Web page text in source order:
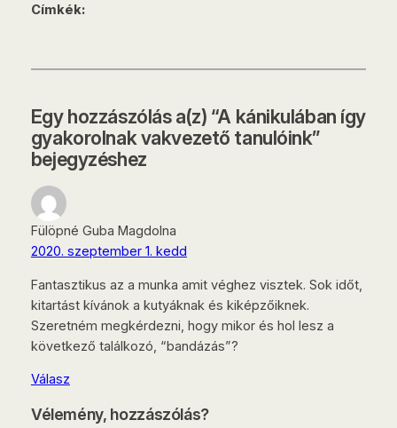
Címkék:
Egy hozzászólás a(z) “A kánikulában így
gyakorolnak vakvezető tanulóink”
bejegyzéshez
Fülöpné Guba Magdolna
2020. szeptember 1. kedd
Fantasztikus az a munka amit véghez visztek. Sok időt,
kitartást kívánok a kutyáknak és kiképzőiknek.
Szeretném megkérdezni, hogy mikor és hol lesz a
következő találkozó, “bandázás”?
Válasz
Vélemény, hozzászólás?